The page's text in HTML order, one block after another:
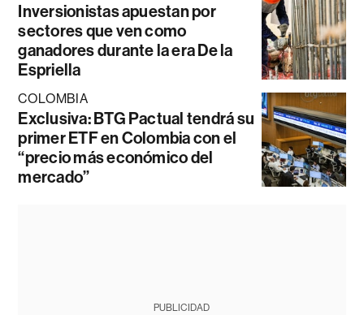
Inversionistas apuestan por
sectores que ven como
ganadores durante la era De la
Espriella
COLOMBIA
Exclusiva: BTG Pactual tendrá su
primer ETF en Colombia con el
“precio más económico del
mercado”
PUBLICIDAD